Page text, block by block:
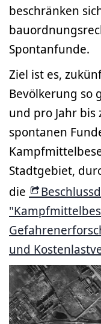
beschränken
Spontanfunde.
Ziel ist es,
Bevölkerung so
und pro Jahr bis
spontanen
Stadtgebiet,
die
und